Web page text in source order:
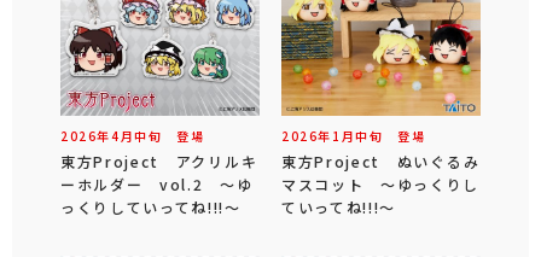
2026年4 月中旬 登場
東方Project アクリルキ
ーホルダー vol.2 ～ゆ
っくりしていってね!!!～
2026年 1 月中旬 登場
東方Project ぬいぐるみ
マスコット ～ゆっくりし
ていってね!!!～